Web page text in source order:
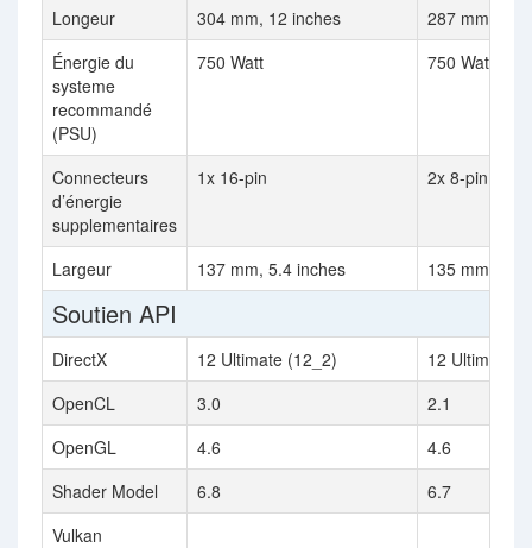
Longeur
304 mm, 12 inches
287 mm,
Énergie du
systeme
recommandé
(PSU)
750 Watt 750 Watt
Connecteurs
d’énergie
supplementaires
1x 16-pin 2x 8-pin
Largeur 137 mm, 5.4 inches 135 mm, 5.3
Soutien API
DirectX 12 Ultimate (12_2)
12 Ultimate
OpenCL
3.0
2.1
OpenGL
4.6
4.6
Shader Model
6.8
6.7
Vulkan